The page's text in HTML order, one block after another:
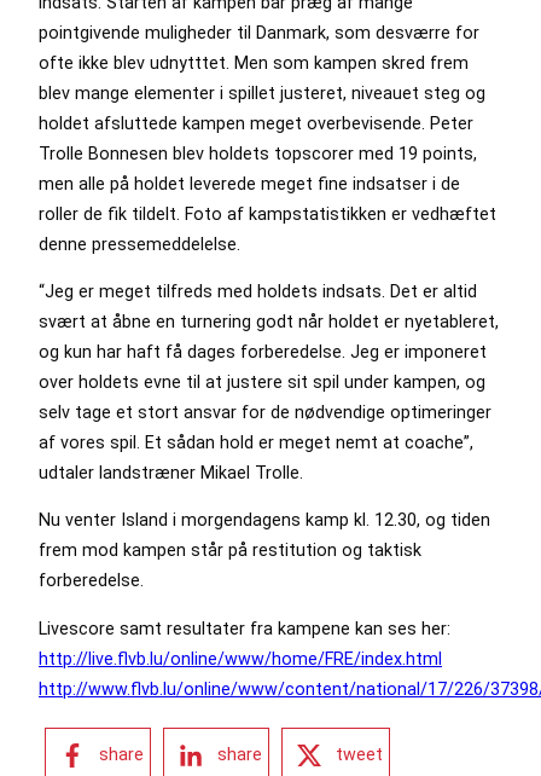
pointgivende muligheder til Danmark, som desværre for
ofte ikke blev udnytttet. Men som kampen skred frem
blev mange elementer i spillet justeret, niveauet steg og
holdet afsluttede kampen meget overbevisende. Peter
Trolle Bonnesen blev holdets topscorer med 19 points,
men alle på holdet leverede meget fine indsatser i de
roller de fik tildelt. Foto af kampstatistikken er vedhæftet
denne pressemeddelelse.
“Jeg er meget tilfreds med holdets indsats. Det er altid
svært at åbne en turnering godt når holdet er nyetableret,
og kun har haft få dages forberedelse. Jeg er imponeret
over holdets evne til at justere sit spil under kampen, og
selv tage et stort ansvar for de nødvendige optimeringer
af vores spil. Et sådan hold er meget nemt at coache”,
udtaler landstræner Mikael Trolle.
Nu venter Island i morgendagens kamp kl. 12.30, og tiden
frem mod kampen står på restitution og taktisk
forberedelse.
Livescore samt resultater fra kampene kan ses her:
http://live.flvb.lu/online/www/home/FRE/index.html
http://www.flvb.lu/online/www/content/national/17/226/
share share tweet